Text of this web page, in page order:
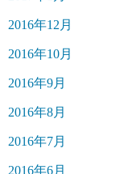
2016年12月
2016年10月
2016年9月
2016年8月
2016年7月
2016年6月